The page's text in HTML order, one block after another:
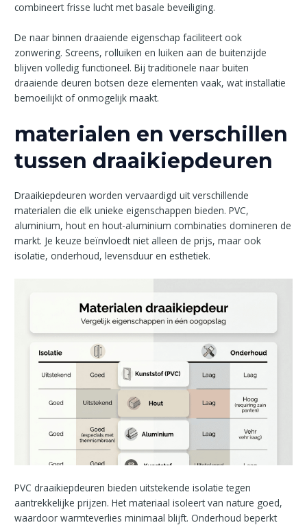
combineert frisse lucht met basale beveiliging.
De naar binnen draaiende eigenschap faciliteert ook
zonwering. Screens, rolluiken en luiken aan de buitenzijde
blijven volledig functioneel. Bij traditionele naar buiten
draaiende deuren botsen deze elementen vaak, wat installatie
bemoeilijkt of onmogelijk maakt.
materialen en verschillen
tussen draaikiepdeuren
Draaikiepdeuren worden vervaardigd uit verschillende
materialen die elk unieke eigenschappen bieden. PVC,
aluminium, hout en hout-aluminium combinaties domineren de
markt. Je keuze beïnvloedt niet alleen de prijs, maar ook
isolatie, onderhoud, levensduur en esthetiek.
PVC draaikiepdeuren bieden uitstekende isolatie tegen
aantrekkelijke prijzen. Het materiaal isoleert van nature goed,
waardoor warmteverlies minimaal blijft. Onderhoud beperkt